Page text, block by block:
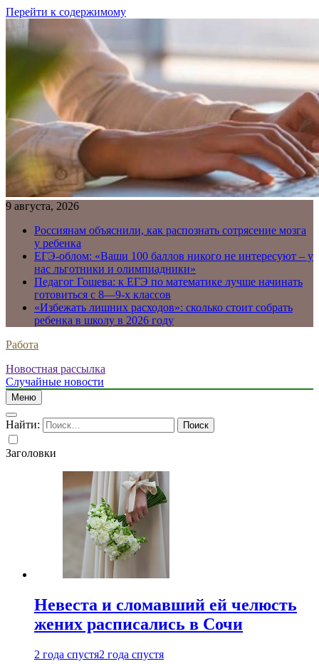
Перейти к содержимому
9 августа, 2026
Россиянам объяснили, как распознать сотрясение мозга
у ребенка
ЕГЭ-облом: «Ваши 100 баллов никого не интересуют – у
нас льготники и олимпиадники»
Педагог Гошева: к ЕГЭ по математике лучше начинать
готовиться с 8—9-х классов
«Избежать лишних расходов»: сколько стоит собрать
ребенка в школу в 2026 году
Работа
Новостная рассылка
Случайные новости
Меню
Найти:
Заголовки
Невеста и сломавший ей челюсть
жених расписались в Сочи
2 года спустя2 года спустя